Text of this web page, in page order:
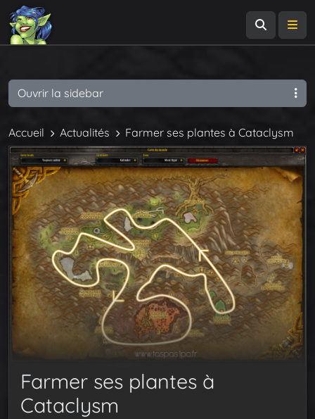
Accueil Actualités Farmer ses plantes à Cataclysm
Farmer ses plantes à
Cataclysm
Ouvrir la sidebar